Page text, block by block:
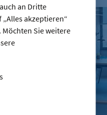
an Dritte
akzeptieren“
Sie weitere
bleibt größte Hürde